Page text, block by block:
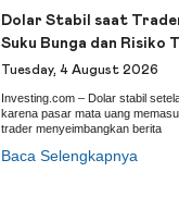
Dolar Stabil saat
Suku Bunga dan Risiko
Tuesday, 4 August 2026
Investing.com – Dolar stabil
karena pasar mata uang
trader menyeimbangkan berita
Baca Selengkapnya